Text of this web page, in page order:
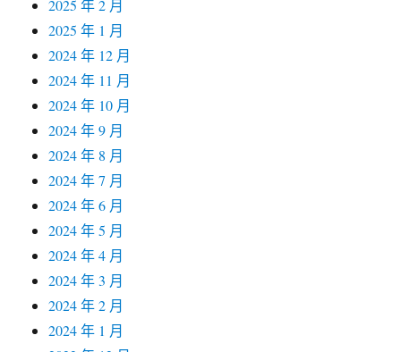
2025 年 2 月
2025 年 1 月
2024 年 12 月
2024 年 11 月
2024 年 10 月
2024 年 9 月
2024 年 8 月
2024 年 7 月
2024 年 6 月
2024 年 5 月
2024 年 4 月
2024 年 3 月
2024 年 2 月
2024 年 1 月